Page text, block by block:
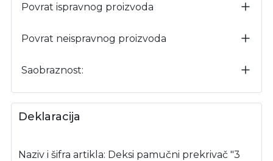
Povrat ispravnog proizvoda
Povrat neispravnog proizvoda
Saobraznost:
Deklaracija
Naziv i šifra artikla: Deksi pamučni prekrivač "3